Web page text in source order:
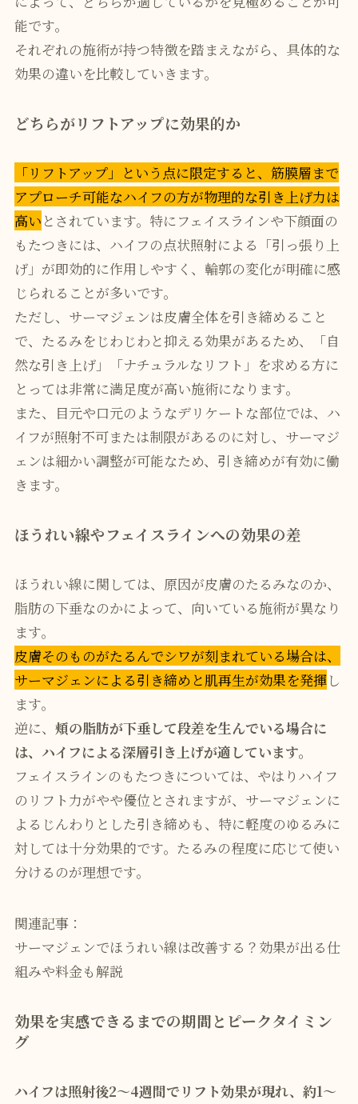
能です。
それぞれの施術が持つ特徴を踏まえながら、具体的な
効果の違いを比較していきます。
どちらがリフトアップに効果的か
「リフトアップ」という点に限定すると、筋膜層まで
アプローチ可能なハイフの方が物理的な引き上げ力は
高い とされています。特にフェイスラインや下顔面の
もたつきには、ハイフの点状照射による「引っ張り上
げ」が即効的に作用しやすく、輪郭の変化が明確に感
じられることが多いです。
ただし、サーマジェンは皮膚全体を引き締めること
で、たるみをじわじわと抑える効果があるため、「自
然な引き上げ」「ナチュラルなリフト」を求める方に
とっては非常に満足度が高い施術になります。
また、目元や口元のようなデリケートな部位では、ハ
イフが照射不可または制限があるのに対し、サーマジ
ェンは細かい調整が可能なため、引き締めが有効に働
きます。
ほうれい線やフェイスラインへの効果の差
ほうれい線に関しては、原因が皮膚のたるみなのか、
脂肪の下垂なのかによって、向いている施術が異なり
ます。
皮膚そのものがたるんでシワが刻まれている場合は、
サーマジェンによる引き締めと肌再生が効果を発揮し
ます。
逆に、 頬の脂肪が下垂して段差を生んでいる場合に
は、ハイフによる深層引き上げが適しています。
フェイスラインのもたつきについては、やはりハイフ
のリフト力がやや優位とされますが、サーマジェンに
よるじんわりとした引き締めも、特に軽度のゆるみに
対しては十分効果的です。たるみの程度に応じて使い
分けるのが理想です。
関連記事：
サーマジェンでほうれい線は改善する？効果が出る仕
組みや料金も解説
効果を実感できるまでの期間とピークタイミン
グ
ハイフは照射後2〜4週間でリフト効果が現れ、約1〜